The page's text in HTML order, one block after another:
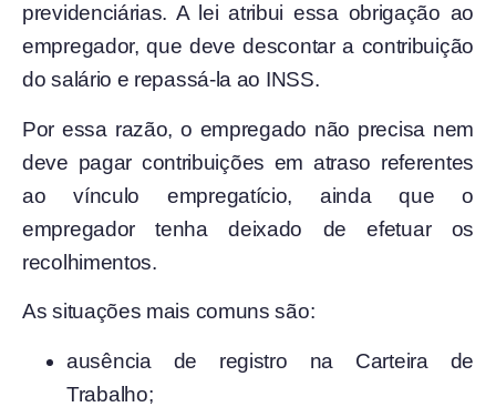
previdenciárias. A lei atribui essa obrigação ao
empregador, que deve descontar a contribuição
do salário e repassá-la ao INSS.
Por essa razão, o empregado não precisa nem
deve pagar contribuições em atraso referentes
ao vínculo empregatício, ainda que o
empregador tenha deixado de efetuar os
recolhimentos.
As situações mais comuns são:
ausência de registro na Carteira de
Trabalho;